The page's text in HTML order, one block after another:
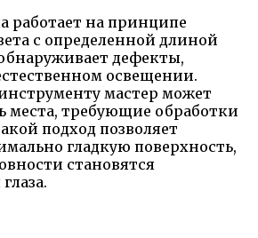
работает на принципе
с определенной длиной
дефекты,
освещении.
мастер может
места, требующие обработки
подход позволяет
гладкую поверхность,
становятся